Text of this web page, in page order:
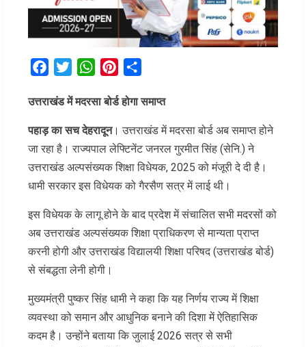
FacebookTwitterWhatsAppPinterest
उत्तराखंड में मदरसा बोर्ड होगा समाप्त
पहाड़ का सच देहरादून। उत्तराखंड में मदरसा बोर्ड अब समाप्त होने
जा रहा है। राज्यपाल लेफ्टिनेंट जनरल गुरमीत सिंह (सेनि.) ने
उत्तराखंड अल्पसंख्यक शिक्षा विधेयक, 2025 को मंजूरी दे दी है।
धामी सरकार इस विधेयक को गैरसैण सत्र में लाई थी।
इस विधेयक के लागू होने के बाद प्रदेश में संचालित सभी मदरसों को
अब उत्तराखंड अल्पसंख्यक शिक्षा प्राधिकरण से मान्यता प्राप्त
करनी होगी और उत्तराखंड विद्यालयी शिक्षा परिषद (उत्तराखंड बोर्ड)
से संबद्धता लेनी होगी।
मुख्यमंत्री पुष्कर सिंह धामी ने कहा कि यह निर्णय राज्य में शिक्षा
व्यवस्था को समान और आधुनिक बनाने की दिशा में ऐतिहासिक
कदम है। उन्होंने बताया कि जुलाई 2026 सत्र से सभी